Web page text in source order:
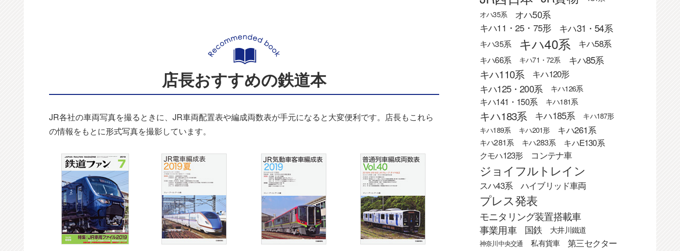
店長おすすめの鉄道本
JR各社の車両写真を撮るときに、JR車両配置表や編成両数表が手元になると大変便利です。店長もこれら
の情報をもとに形式写真を撮影しています。
オハ35系
オハ50系
キハ11・25・75形 キハ31・54系
キハ35系 キハ40系
キハ58系
キハ66系
キハ71・72系 キハ85系
キハ110系 キハ120形
キハ125・200系 キハ126系
キハ141・150系 キハ181系
キハ183系 キハ185系
キハ187形
キハ189系
キハ201形 キハ261系
キハ281系 キハ283系
キハE130系
クモハ123形
コンテナ車
ジョイフルトレイン
スハ43系 ハイブリッド車両
プレス発表
モニタリング装置搭載車
事業用車 国鉄 大井川鐵道
神奈川中央交通 私有貨車
第三セクター